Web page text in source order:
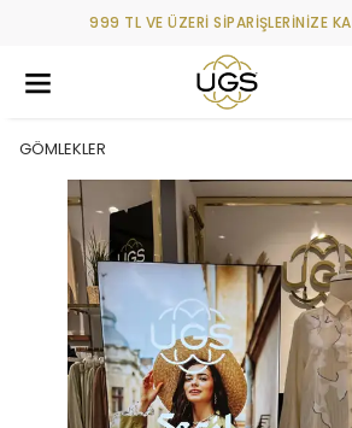
999 TL VE ÜZERİ SİPARİŞLERİNİZE
GÖMLEKLER